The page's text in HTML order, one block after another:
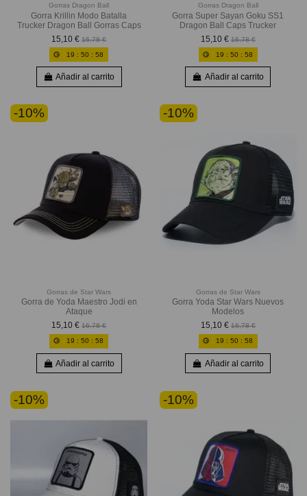
Gorras Dragon Ball
Gorra Krillin Modo Batalla
Trucker Dragon Ball Gorras Caps
15,10 € 16,78 €
19 :50 :56
Añadir al carrito
Gorras Dragon Ball
Gorra Super Sayan Goku SS1
Dragon Ball Caps Trucker
15,10 € 16,78 €
19 : 50 : 56
Añadir al carrito
-10%
Gorras de Star Wars
Gorra de Yoda Maestro Jodi en
Ataque
15,10 € 16,78 €
19 :50 :56
Añadir al carrito
-10%
Gorras de Star Wars
Gorra Yoda Star Wars Nuevos
Modelos
15,10 € 16,78 €
19 : 50 : 56
Añadir al carrito
-10% -10%